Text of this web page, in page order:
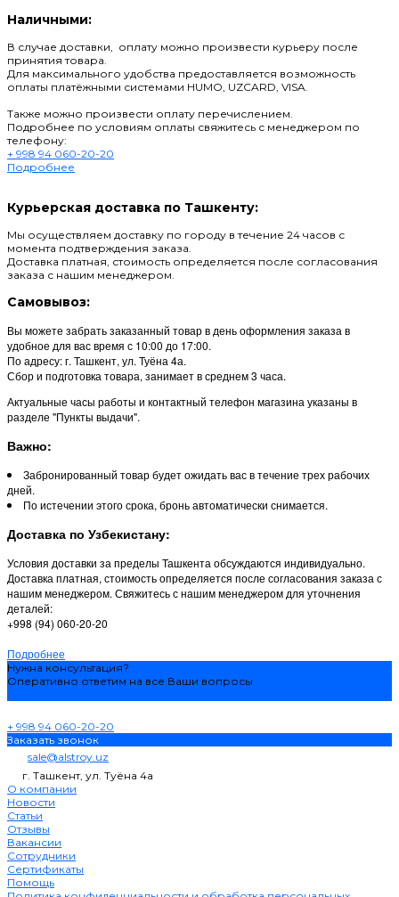
Наличными:
В случае доставки, оплату можно произвести курьеру после
принятия товара.
Для максимального удобства предоставляется возможность
оплаты платёжными системами HUMO, UZCARD, VISA.
Также можно произвести оплату перечислением.
Подробнее по условиям оплаты свяжитесь с менеджером по
телефону:
+ 998 94 060-20-20
Подробнее
Курьерская доставка по Ташкенту:
Мы осуществляем доставку по городу в течение 24 часов с
момента подтверждения заказа.
Доставка платная, стоимость определяется после согласования
заказа с нашим менеджером.
Самовывоз:
Вы можете забрать заказанный товар в день оформления заказа в
удобное для вас время с 10:00 до 17:00.
По адресу: г. Ташкент, ул. Туёна 4а.
Сбор и подготовка товара, занимает в среднем 3 часа.
Актуальные часы работы и контактный телефон магазина указаны в
разделе "Пункты выдачи".
Важно:
Забронированный товар будет ожидать вас в течение трех рабочих
дней.
По истечении этого срока, бронь автоматически снимается.
Доставка по Узбекистану:
Условия доставки за пределы Ташкента обсуждаются индивидуально.
Доставка платная, стоимость определяется после согласования заказа с
нашим менеджером. Свяжитесь с нашим менеджером для уточнения
деталей:
+998 (94) 060-20-20
Подробнее
Нужна консультация?
Оперативно ответим на все Ваши вопросы
+ 998 94 060-20-20
Заказать звонок
sale@alstroy.uz
г. Ташкент, ул. Туёна 4а
О компании
Новости
Статьи
Отзывы
Вакансии
Сотрудники
Сертификаты
Помощь